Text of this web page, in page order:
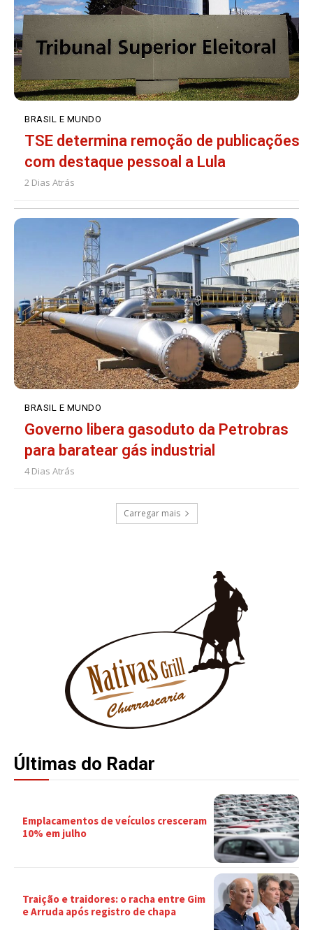
BRASIL E MUNDO
TSE determina remoção de publicações
com destaque pessoal a Lula
2 Dias Atrás
BRASIL E MUNDO
Governo libera gasoduto da Petrobras
para baratear gás industrial
4 Dias Atrás
Carregar mais
Últimas do Radar
Emplacamentos de veículos cresceram
10% em julho
Traição e traidores: o racha entre Gim
e Arruda após registro de chapa